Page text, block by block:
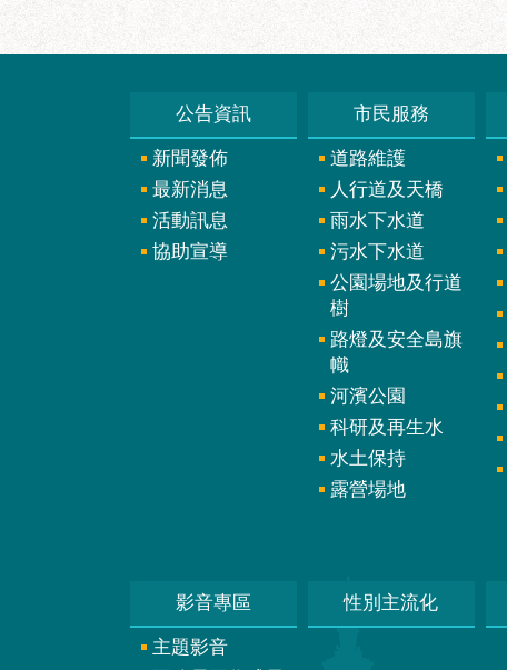
公告資訊
新聞發佈
最新消息
活動訊息
協助宣導
市民服務
道路維護
人行道及天橋
雨水下水道
污水下水道
公園場地及行道
樹
路燈及安全島旗
幟
河濱公園
科研及再生水
水土保持
露營場地
影音專區
主題影音
性別主流化